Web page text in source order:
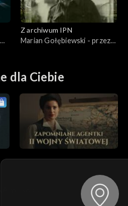
Z archiwum IPN
Marian Gołębiewski - przez
dla Ciebie